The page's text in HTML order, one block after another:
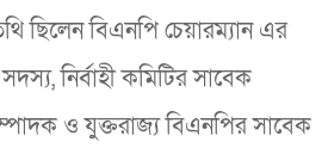
ছিলেন বিএনপি চেয়ারম্যান এর
নির্বাহী কমিটির সাবেক
ও যুক্তরাজ্য বিএনপির সাবেক